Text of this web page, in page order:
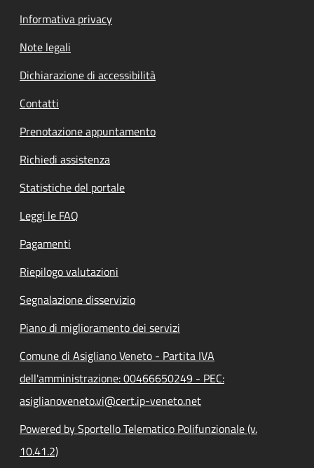
Informativa privacy
Note legali
Dichiarazione di accessibilità
Contatti
Prenotazione appuntamento
Richiedi assistenza
Statistiche del portale
Leggi le FAQ
Pagamenti
Riepilogo valutazioni
Segnalazione disservizio
Piano di miglioramento dei servizi
Comune di Asigliano Veneto - Partita IVA
dell'amministrazione: 00466650249 - PEC:
asiglianoveneto.vi@cert.ip-veneto.net
Powered by Sportello Telematico Polifunzionale (v.
10.41.2)